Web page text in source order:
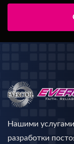
Нашими
разработки